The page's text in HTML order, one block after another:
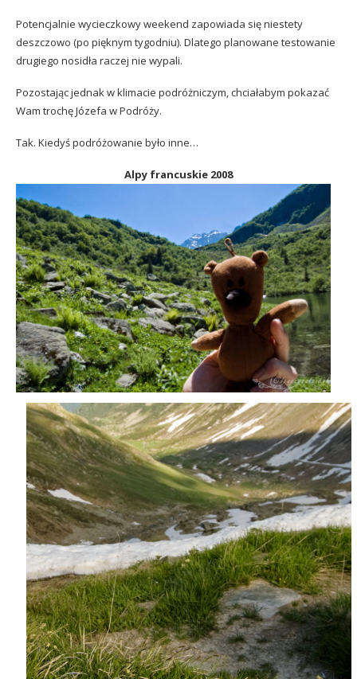
Potencjalnie wycieczkowy weekend zapowiada się niestety
deszczowo (po pięknym tygodniu). Dlatego planowane testowanie
drugiego nosidła raczej nie wypali.
Pozostając jednak w klimacie podróżniczym, chciałabym pokazać
Wam trochę Józefa w Podróży.
Tak. Kiedyś podróżowanie było inne…
Alpy francuskie 2008